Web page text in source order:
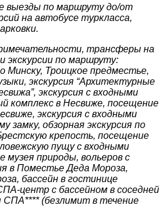
выезды по маршруту до/от
на автобусе туркласса,
трансферы на
экскурсии по маршруту:
Минску, Троицкое предместье,
экскурсия “Архитектурные
экскурсия с входными
комплекс в Несвиже, посещение
экскурсия с входными
замку, обзорная экскурсия по
крепость, посещение
пущу с входными
природы, вольеров с
в Поместье Деда Мороза,
бассейн в гостинице
центр с бассейном в соседней
СПА**** (безлимит в течение